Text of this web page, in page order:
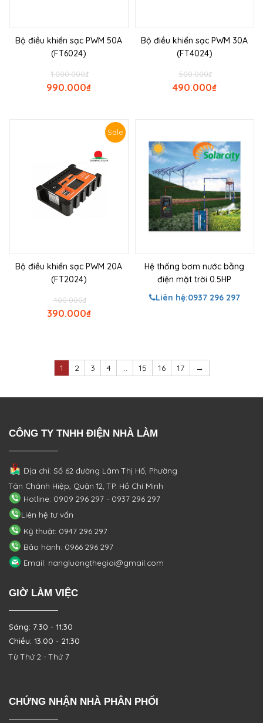
Bộ điều khiển sạc PWM 50A
(FT6024)
₫
1.000.000
₫
990.000
Bộ điều khiển sạc PWM 30A
(FT4024)
₫
500.000
₫
490.000
Sale
Bộ điều khiển sạc PWM 20A
(FT2024)
₫
400.000
₫
390.000
Hệ thống bơm nước bằng
điện mặt trời 0.5HP
Liên hệ:0937 296 297
1 2 3 4 … 15 16 17 →
CÔNG TY TNHH ĐIỆN NHÀ LÀM
Địa chỉ: Số 62 đường Lâm Thị Hố, Phường
Tân Chánh Hiệp, Quận 12, TP. Hồ Chí Minh
Hotline: 0909 296 297 - 0937 296 297
Liên hệ tư vấn
Kỹ thuật: 0947 296 297
Bảo hành: 0966 296 297
Email: nangluongthegioi@gmail.com
GIỜ LÀM VIỆC
Sáng: 7:30 - 11:30
Chiều: 13:00 - 21:30
Từ Thứ 2 - Thứ 7
CHỨNG NHẬN NHÀ PHÂN PHỐI